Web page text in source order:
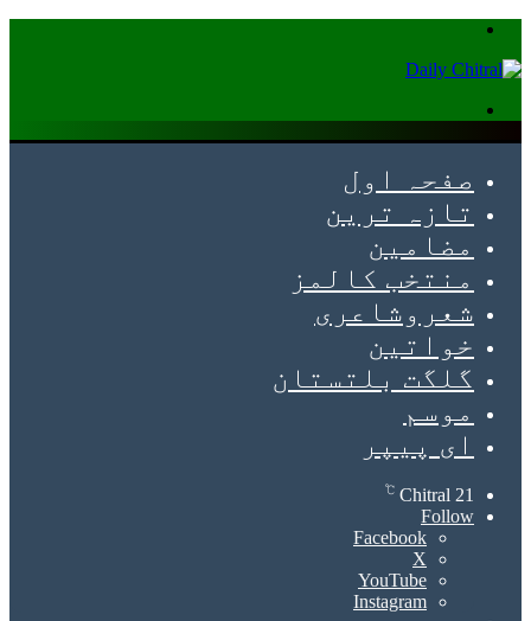
صفحہ اول
تازہ ترین
مضامین
منتخب کالمز
شعروشاعری
خواتین
گلگت بلتستان
موسم
ای پیپر
Chitral 21
℃
Follow
Facebook
X
YouTube
Instagram